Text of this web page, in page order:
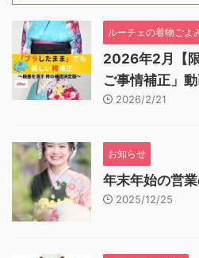
ルーチェの着物ごよ
2026年2月【
ご事情補正」
2026/2/21
お知らせ
年末年始の営
2025/12/25